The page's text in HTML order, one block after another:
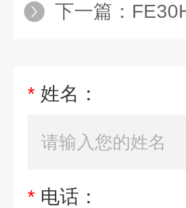
下一篇： FE30H
* 姓名：
* 电话：